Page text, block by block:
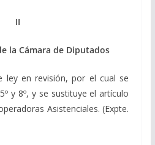
II
la Cámara de Diputados
revisión, por el cual se
y 8º, y se sustituye el artículo
Asistenciales. (Expte.